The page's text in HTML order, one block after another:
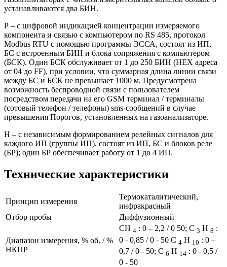
устанавливаются два БИН.
Р – с цифровой индикацией концентрации измеряемого
компонента и связью с компьютером по RS 485, протокол
Modbus RTU с помощью программы ЭССА, состоят из ИП,
БС с встроенным БИН и блока сопряжения с компьютером
(БСК). Один БСК обслуживает от 1 до 250 БИН (HEX адреса
от 04 до FF), при условии, что суммарная длина линии связи
между БС и БСК не превышает 1000 м. Предусмотрена
возможность беспроводной связи с пользователем
посредством передачи на его GSM терминал / терминалы
(сотовый телефон / телефоны) sms-сообщений в случае
превышения Порогов, установленных на газоанализаторе.
Н – с независимым формированием релейных сигналов для
каждого ИП (группы ИП), состоят из ИП, БС и блоков реле
(БР); один БР обеспечивает работу от 1 до 4 ИП.
Технические характеристики
Принцип измерения
Термокаталитический,
инфракрасный
Отбор пробы
Диффузионный
Диапазон измерения, % об. / %
НКПР
СН 4 : 0 – 2,2 / 0 50; С 3 Н 8 :
0 - 0,85 / 0 - 50 С 4 Н 10 : 0 –
0,7 / 0 - 50; С 6 Н 14 : 0 - 0,5 /
0 - 50